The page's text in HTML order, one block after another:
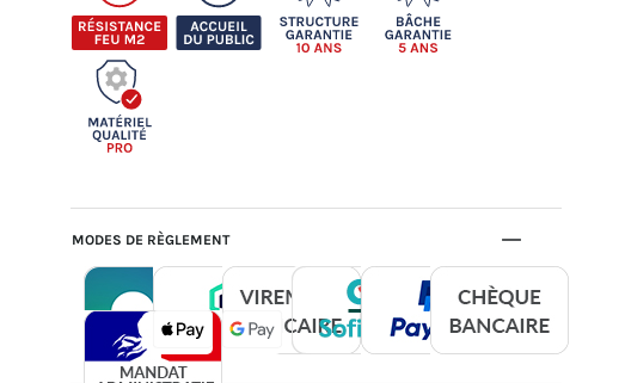
MODES DE RÈGLEMENT